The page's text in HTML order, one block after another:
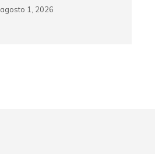
agosto 1, 2026